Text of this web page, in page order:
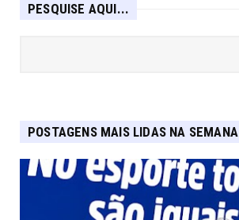
PESQUISE AQUI...
POSTAGENS MAIS LIDAS NA SEMANA